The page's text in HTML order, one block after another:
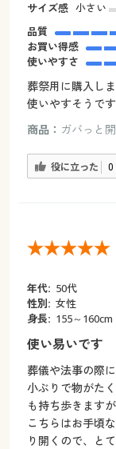
サイズ感 小さい
品質
お買い得感
使いやすさ
葬祭用に購入し
使いやすそうです
商品： ガバっと
役に立った 0
年代: 50代
性別: 女性
身長: 155～160cm
使い易いです
葬儀や法事の際
小ぶりで物がた
も持ち歩きます
こちらはお手頃
り開くので、と